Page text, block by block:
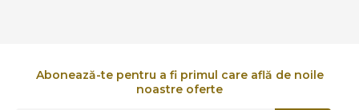
Abonează-te pentru a fi primul care află de noile
noastre oferte